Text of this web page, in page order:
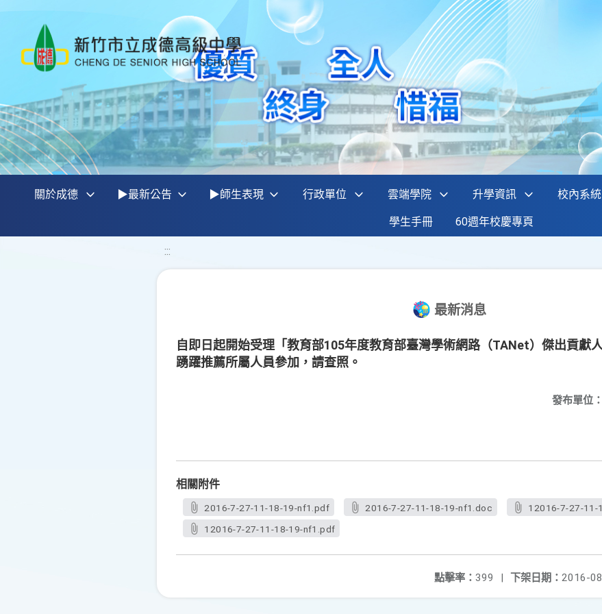
關於成德 ▶最新公告 ▶師生表現 行政單位 雲端學院 升學資訊 校內系統
學生手冊 60週年校慶專頁
:::
最新消息
自即日起開始受理「教育部105年度教育部臺灣學術網路（TANet）傑出貢獻
踴躍推薦所屬人員參加，請查照。
發布單位：
相關附件
2016-7-27-11-18-19-nf1.pdf 2016-7-27-11-18-19-nf1.doc
12016-7-27-11-
12016-7-27-11-18-19-nf1.pdf
下架日期： 2016-
點擊率： 399 |